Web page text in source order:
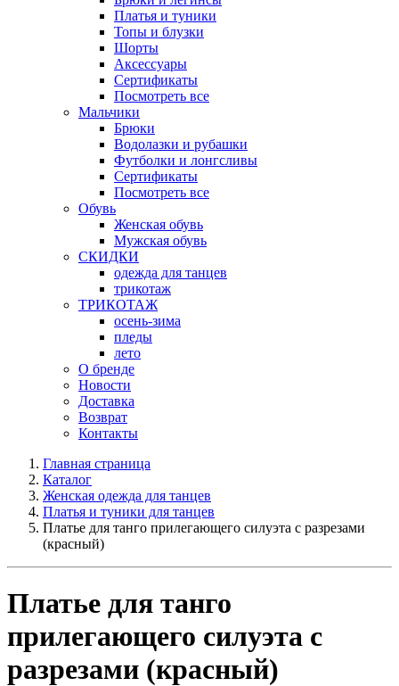
Платья и туники
Топы и блузки
Шорты
Аксессуары
Сертификаты
Посмотреть все
Мальчики
Брюки
Водолазки и рубашки
Футболки и лонгсливы
Сертификаты
Посмотреть все
Обувь
Женская обувь
Мужская обувь
СКИДКИ
одежда для танцев
трикотаж
ТРИКОТАЖ
осень-зима
пледы
лето
О бренде
Новости
Доставка
Возврат
Контакты
Главная страница
Каталог
Женская одежда для танцев
Платья и туники для танцев
Платье для танго прилегающего силуэта с разрезами
(красный)
Платье для танго
прилегающего силуэта с
разрезами (красный)